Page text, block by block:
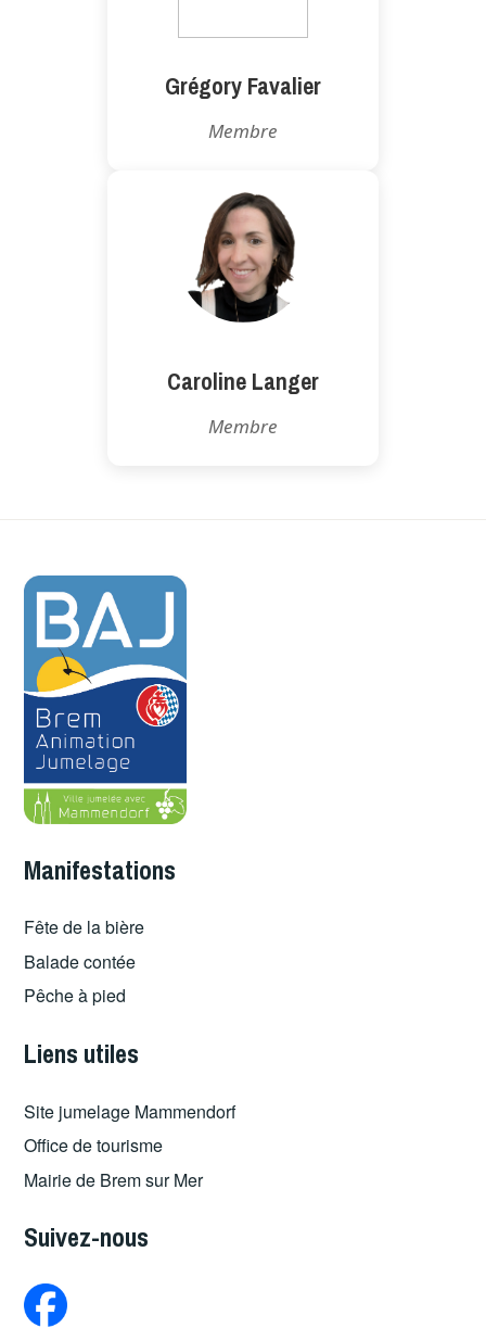
Grégory Favalier
Membre
Caroline Langer
Membre
Manifestations
Fête de la bière
Balade contée
Pêche à pied
Liens utiles
Site jumelage Mammendorf
Office de tourisme
Mairie de Brem sur Mer
Suivez-nous